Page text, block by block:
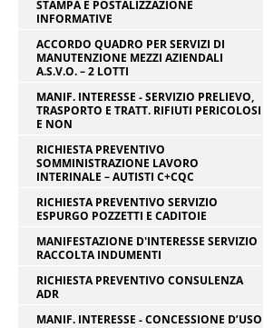
STAMPA E POSTALIZZAZIONE
INFORMATIVE
ACCORDO QUADRO PER SERVIZI DI
MANUTENZIONE MEZZI AZIENDALI
A.S.V.O. – 2 LOTTI
MANIF. INTERESSE - SERVIZIO PRELIEVO,
TRASPORTO E TRATT. RIFIUTI PERICOLOSI
E NON
RICHIESTA PREVENTIVO
SOMMINISTRAZIONE LAVORO
INTERINALE – AUTISTI C+CQC
RICHIESTA PREVENTIVO SERVIZIO
ESPURGO POZZETTI E CADITOIE
MANIFESTAZIONE D'INTERESSE SERVIZIO
RACCOLTA INDUMENTI
RICHIESTA PREVENTIVO CONSULENZA
ADR
MANIF. INTERESSE - CONCESSIONE D’USO